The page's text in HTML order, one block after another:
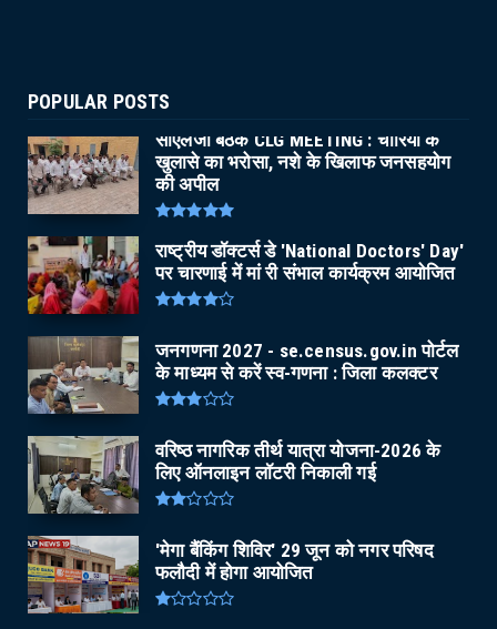
POPULAR POSTS
सीएलजी बैठक CLG MEETING : चोरियों के
खुलासे का भरोसा, नशे के खिलाफ जनसहयोग
की अपील
राष्ट्रीय डॉक्टर्स डे 'National Doctors' Day'
पर चारणाई में मां री संभाल कार्यक्रम आयोजित
जनगणना 2027 - se.census.gov.in पोर्टल
के माध्यम से करें स्व-गणना : जिला कलक्टर
वरिष्ठ नागरिक तीर्थ यात्रा योजना-2026 के
लिए ऑनलाइन लॉटरी निकाली गई
'मेगा बैंकिंग शिविर' 29 जून को नगर परिषद
फलौदी में होगा आयोजित